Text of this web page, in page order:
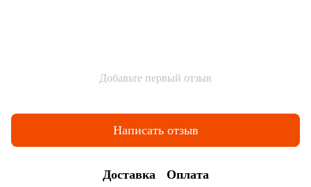
Добавьте первый отзыв
Написать отзыв
Доставка Оплата